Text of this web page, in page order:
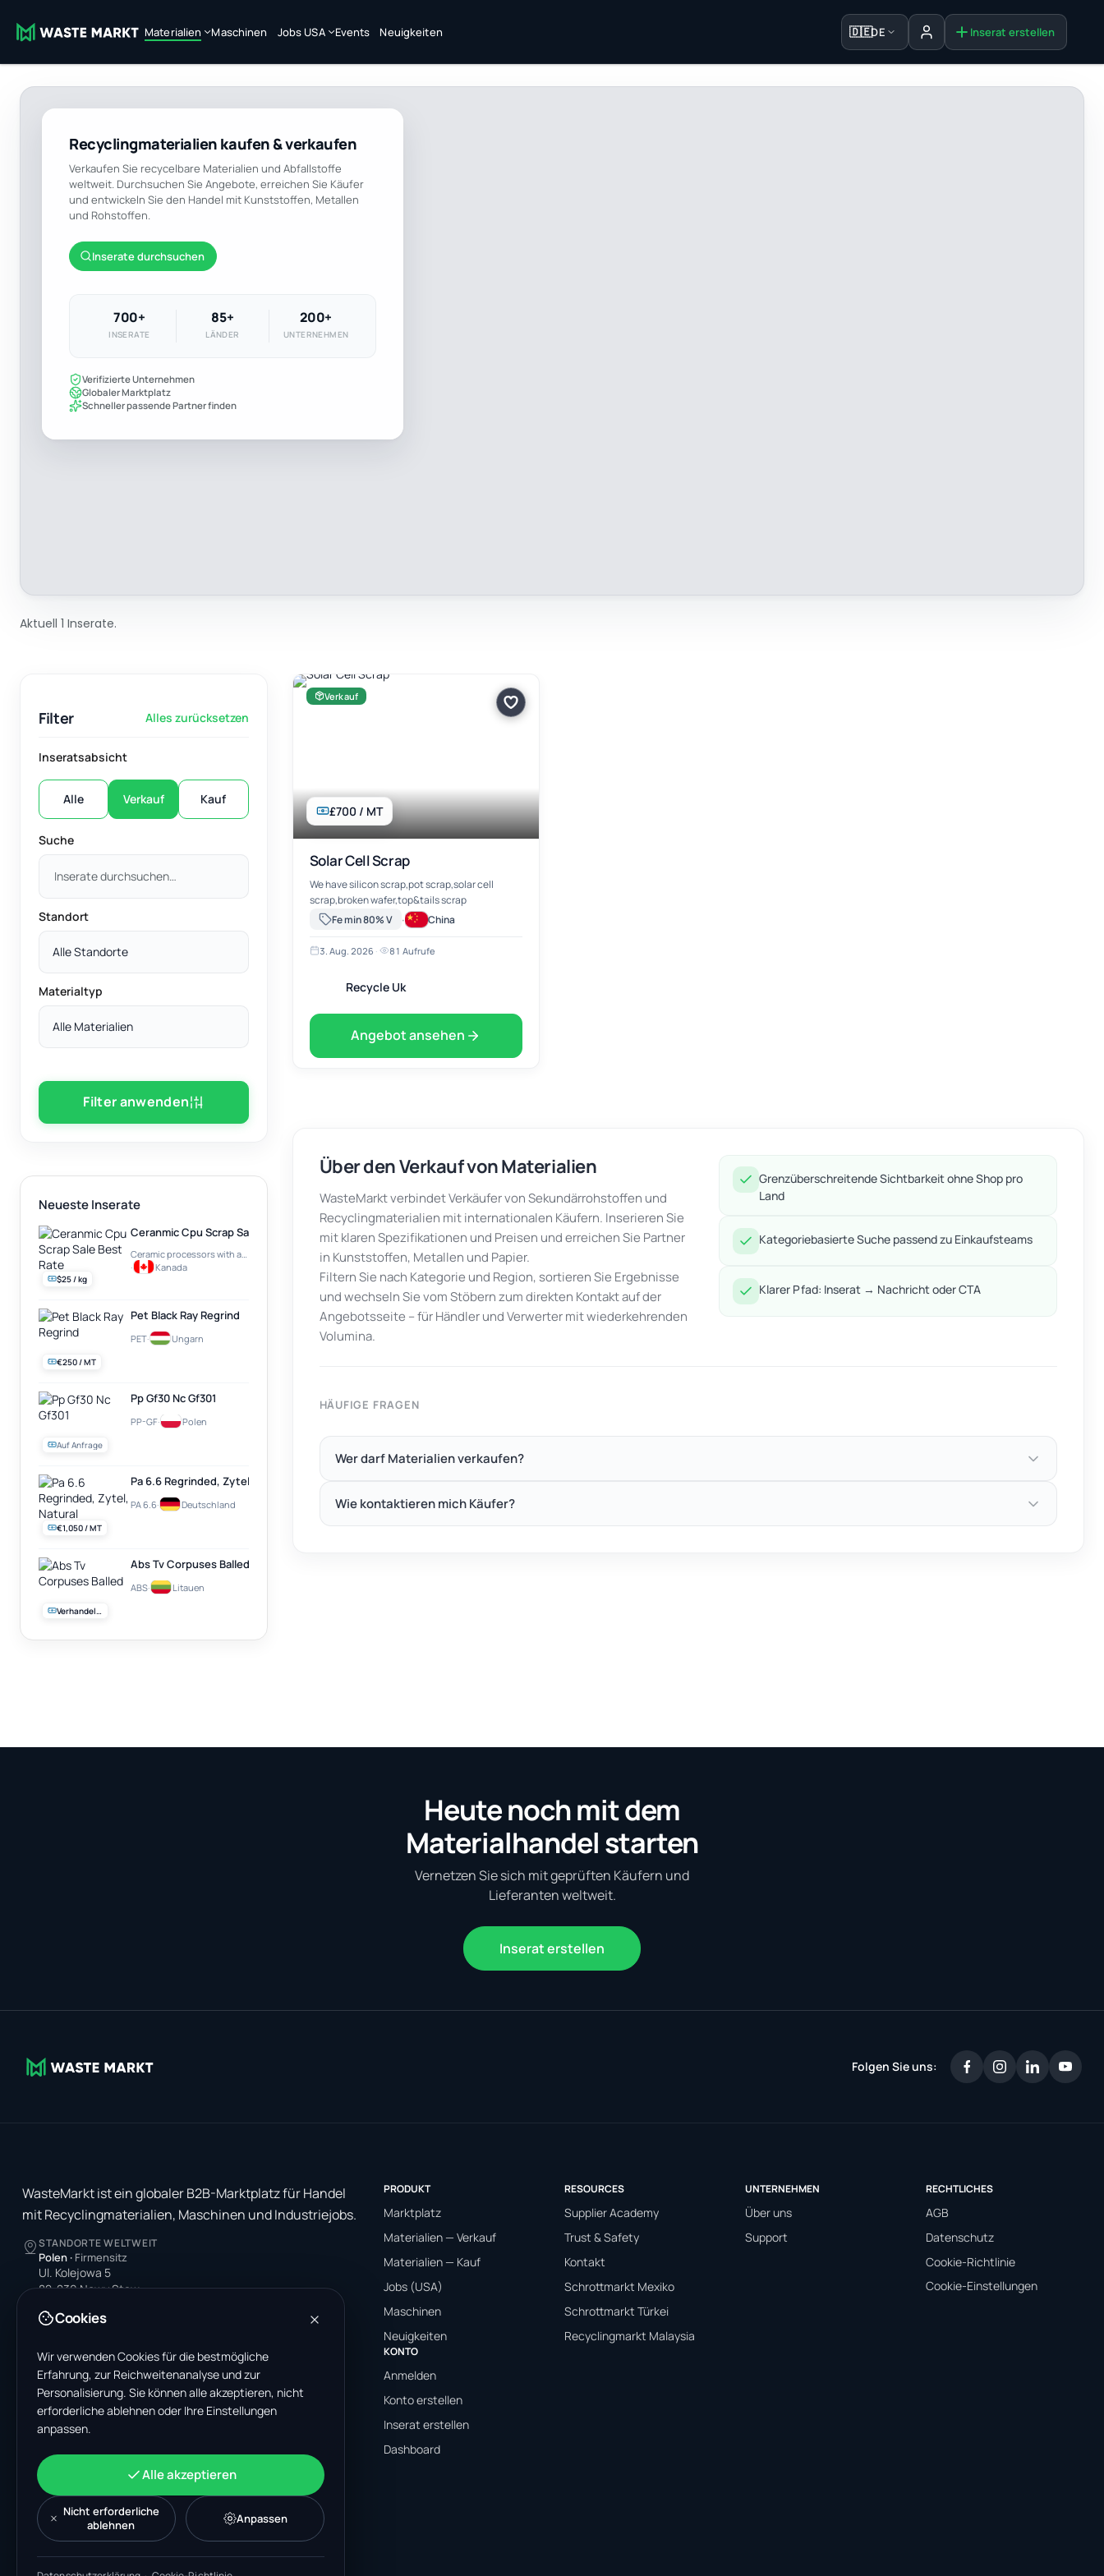
Materialien Maschinen Jobs USA Events Neuigkeiten 🇩🇪DE AnmeldenInserat erstellen
Recyclingmaterialien kaufen & verkaufen
Verkaufen Sie recycelbare Materialien und Abfallstoffe
weltweit. Durchsuchen Sie Angebote, erreichen Sie Käufer
und entwickeln Sie den Handel mit Kunststoffen, Metallen
und Rohstoffen.
Inserate durchsuchen
700+
INSERATE
85+
LÄNDER
200+
UNTERNEHMEN
Verifizierte Unternehmen
Globaler Marktplatz
Schneller passende Partner finden
Aktuell 1 Inserate.
Filter Alles zurücksetzen
Inseratsabsicht
Alle Verkauf Kauf
Suche
Standort
Alle Standorte
Materialtyp
Alle Materialien
Filter anwenden
Neueste Inserate
$25 / kg
Ceranmic Cpu Scrap Sale Best Rate
·
Kanada
€250 / MT
Pet Black Ray Regrind
PET· Ungarn
Auf Anfrage
Pp Gf30 Nc Gf301
PP-GF· Polen
€1,050 / MT
Pa 6.6 Regrinded, Zytel, Natural
PA 6.6· Deutschland
Verhandelbar
Abs Tv Corpuses Balled
ABS· Litauen
£700 / MT
Verkauf
Solar Cell Scrap
We have silicon scrap,pot scrap,solar cell
scrap,broken wafer,top&tails scrap
Fe min 80% V
· China
3. Aug. 2026 · 81 Aufrufe
Recycle Uk
Angebot ansehen
Über den Verkauf von Materialien
WasteMarkt verbindet Verkäufer von Sekundärrohstoffen und
Recyclingmaterialien mit internationalen Käufern. Inserieren Sie
mit klaren Spezifikationen und Preisen und erreichen Sie Partner
in Kunststoffen, Metallen und Papier.
Filtern Sie nach Kategorie und Region, sortieren Sie Ergebnisse
und wechseln Sie vom Stöbern zum direkten Kontakt auf der
Angebotsseite – für Händler und Verwerter mit wiederkehrenden
Volumina.
Grenzüberschreitende Sichtbarkeit ohne Shop pro
Land
Kategoriebasierte Suche passend zu Einkaufsteams
Klarer Pfad: Inserat → Nachricht oder CTA
HÄUFIGE FRAGEN
Wer darf Materialien verkaufen?
Wie kontaktieren mich Käufer?
Heute noch mit dem
Materialhandel starten
Vernetzen Sie sich mit geprüften Käufern und
Lieferanten weltweit.
Inserat erstellen
Folgen Sie uns:
WasteMarkt ist ein globaler B2B-Marktplatz für Handel
mit Recyclingmaterialien, Maschinen und Industriejobs.
STANDORTE WELTWEIT
Polen · Firmensitz
Ul. Kolejowa 5
82-230 Nowy Staw
4378 Park Blvd N
Pinellas Park, FL 33781-3536
United States
Indien
A-199, Sector 63
Noida, Uttar Pradesh 201301
India
+48 606 662 650
support@wastemarkt.com
office@wastemarkt.com
PRODUKT
Marktplatz
Materialien — Verkauf
Materialien — Kauf
Jobs (USA)
Maschinen
Neuigkeiten
RESOURCES
Supplier Academy
Trust & Safety
Kontakt
Schrottmarkt Mexiko
Schrottmarkt Türkei
Recyclingmarkt Malaysia
UNTERNEHMEN
Über uns
Support
RECHTLICHES
AGB
Datenschutz
Cookie-Richtlinie
Cookie-Einstellungen
KONTO
Anmelden
Konto erstellen
Inserat erstellen
Dashboard
Cookies
Wir verwenden Cookies für die bestmögliche
Erfahrung, zur Reichweitenanalyse und zur
Personalisierung. Sie können alle akzeptieren, nicht
erforderliche ablehnen oder Ihre Einstellungen
anpassen.
Alle akzeptieren
Nicht erforderliche
ablehnen
Anpassen